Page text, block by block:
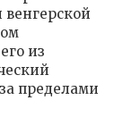
из
пределами